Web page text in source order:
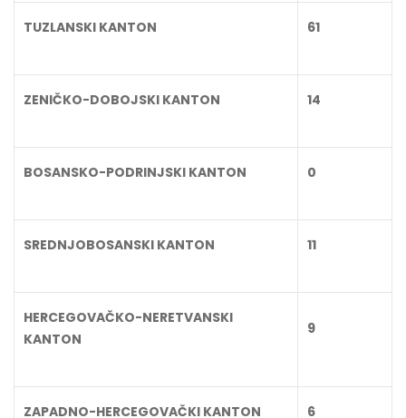
TUZLANSKI KANTON 61
ZENIČKO-DOBOJSKI KANTON 14
BOSANSKO-PODRINJSKI KANTON 0
SREDNJOBOSANSKI KANTON 11
HERCEGOVAČKO-NERETVANSKI
KANTON
9
ZAPADNO-HERCEGOVAČKI KANTON 6